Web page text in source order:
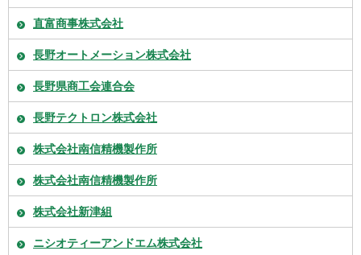
直富商事株式会社
長野オートメーション株式会社
長野県商工会連合会
長野テクトロン株式会社
株式会社南信精機製作所
株式会社南信精機製作所
株式会社新津組
ニシオティーアンドエム株式会社